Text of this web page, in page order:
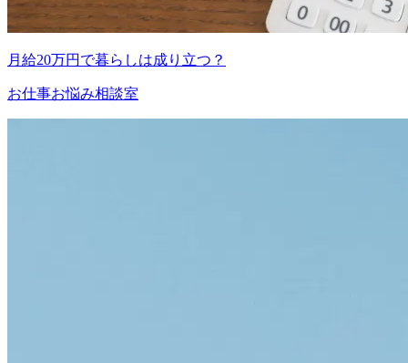
月給20万円で暮らしは成り立つ？
お仕事お悩み相談室